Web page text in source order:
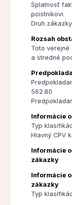
Splatnosť
poistníkovi.
Druh
Rozsah
Toto verejné
a stredné
562.80
Informácie
Typ
Hlavný CPV
Informácie
zákazky
Informácie
zákazky
Typ